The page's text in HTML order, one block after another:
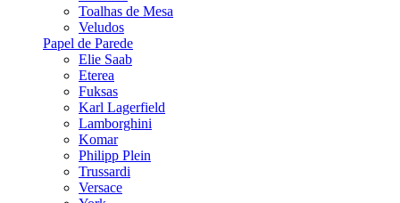
Toalhas de Mesa
Veludos
Papel de Parede
Elie Saab
Eterea
Fuksas
Karl Lagerfield
Lamborghini
Komar
Philipp Plein
Trussardi
Versace